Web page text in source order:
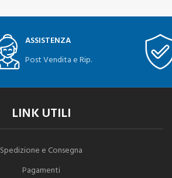
ASSISTENZA
Post Vendita e Rip.
LINK UTILI
Spedizione e Consegna
Pagamenti